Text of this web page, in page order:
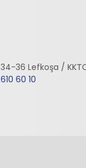
36 Lefkoşa /
60 10